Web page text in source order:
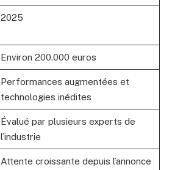
2025
Environ 200.000 euros
Performances augmentées et
technologies inédites
Évalué par plusieurs experts de
l’industrie
Attente croissante depuis l’annonce